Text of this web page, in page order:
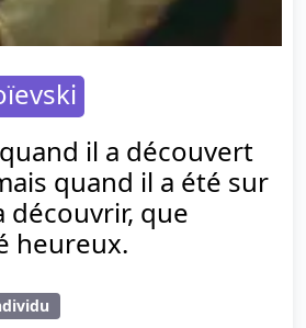
quand il a découvert
quand il a été sur
découvrir, que
heureux.